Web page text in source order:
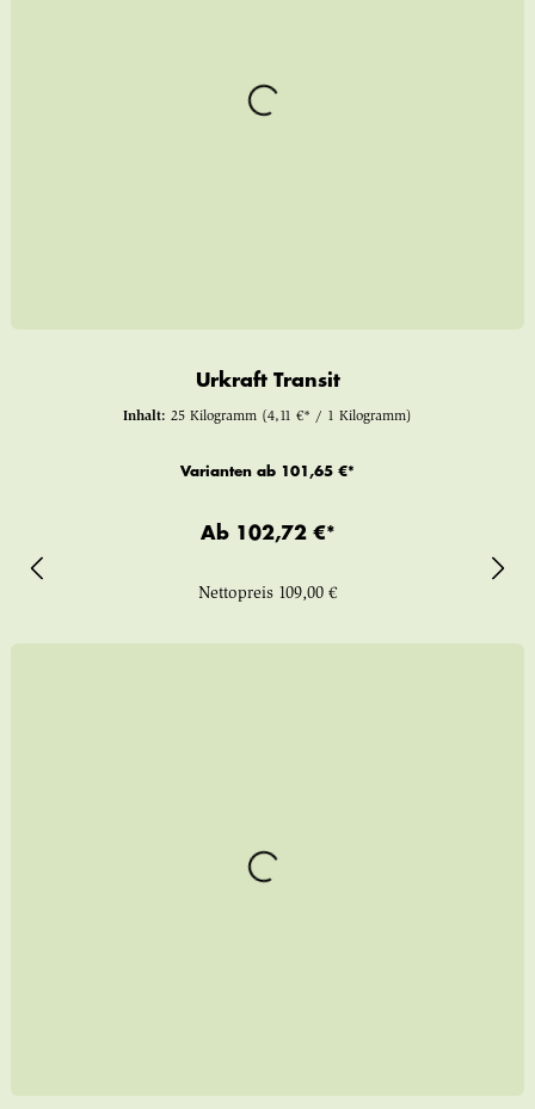
Urkraft Transit
Inhalt: 25 Kilogramm (4,11 €* / 1 Kilogramm)
Varianten ab 101,65 €*
Ab 102,72 €*
Nettopreis 109,00 €